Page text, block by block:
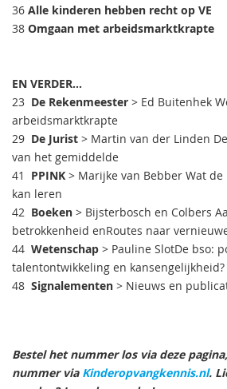
36 Alle kinderen hebben recht op VE
38 Omgaan met arbeidsmarktkrapte
EN VERDER...
23 De Rekenmeester > Ed Buitenhek
arbeidsmarktkrapte
29 De Jurist > Martin van der Linden
van het gemiddelde
41 PPINK > Marijke van Bebber Wat de
kan leren
42 Boeken > Bijsterbosch en Colbers
betrokkenheid enRoutes naar
44 Wetenschap > Pauline SlotDe bso:
talentontwikkeling en kansengelijkheid?
48 Signalementen > Nieuws en
Bestel het nummer los via deze
nummer via Kinderopvangkennis.nl.